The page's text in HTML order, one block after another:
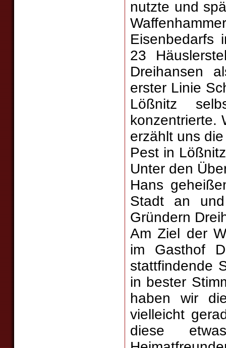
nutzte und
Eisenbedarfs
23
Dreihansen
erster Linie
Lößnitz
konzentrierte.
erzählt uns
Pest in
Unter den
Hans
Stadt an
Gründern
Am Ziel der
im Gasthof
stattfindende
in bester
haben wir
vielleicht
diese